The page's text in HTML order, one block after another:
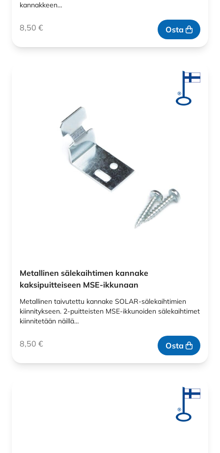
kannakkeen…
8,50 € Osta
Metallinen sälekaihtimen kannake
kaksipuitteiseen MSE-ikkunaan
Metallinen taivutettu kannake SOLAR-sälekaihtimien
kiinnitykseen. 2-puitteisten MSE-ikkunoiden sälekaihtimet
kiinnitetään näillä…
8,50 € Osta